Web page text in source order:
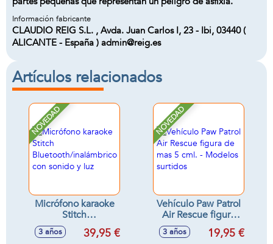
Información fabricante
CLAUDIO REIG S.L. , Avda. Juan Carlos I, 23 - Ibi, 03440 (
ALICANTE - España ) admin@reig.es
Artículos relacionados
NOVEDAD
Micrófono karaoke
Stitch
Bluetooth/inalámbrico
con sonido y luz
3 años 39,95 €
NOVEDAD
Vehículo Paw Patrol
Air Rescue figura
de mas 5 cml. -
Modelos surtidos
3 años 19,95 €